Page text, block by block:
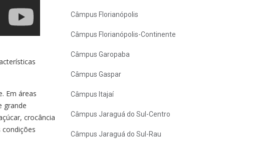
Em áreas
grande
crocância
Câmpus Florianópolis
Câmpus Florianópolis-Continente
Câmpus Garopaba
Câmpus Gaspar
Câmpus Itajaí
Câmpus Jaraguá do Sul-Centro
Câmpus Jaraguá do Sul-Rau